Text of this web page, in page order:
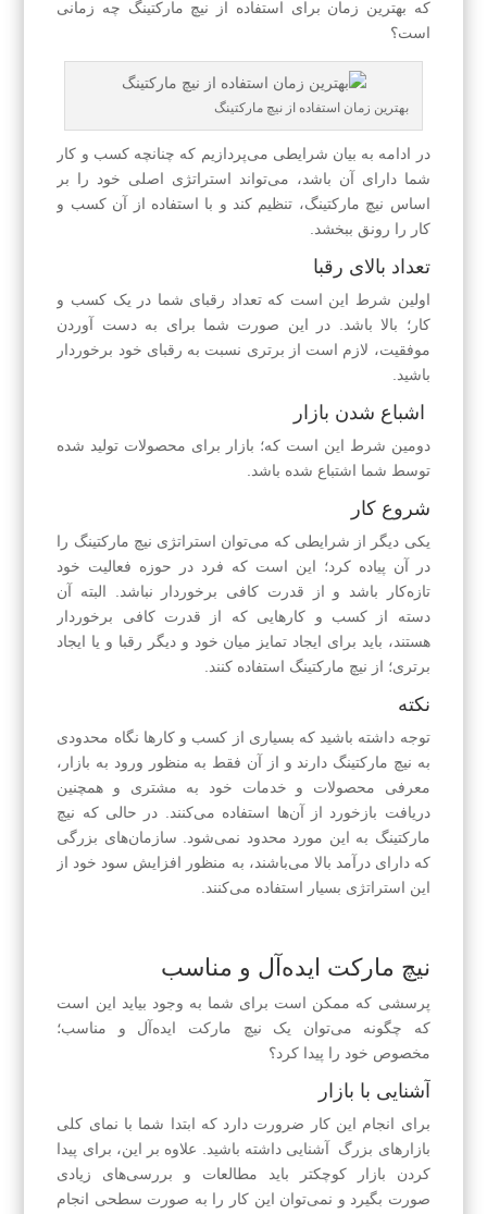
که بهترین زمان برای استفاده از نیچ مارکتینگ چه زمانی
است؟
بهترین زمان استفاده از نیچ مارکتینگ
در ادامه به بیان شرایطی می‌پردازیم که چنانچه کسب و کار
شما دارای آن باشد، می‌تواند استراتژی اصلی خود را بر
اساس نیچ مارکتینگ، تنظیم کند و با استفاده از آن کسب و
کار را رونق ببخشد.
تعداد بالای رقبا
اولین شرط این است که تعداد رقبای شما در یک کسب و
کار؛ بالا باشد. در این صورت شما برای به دست آوردن
موفقیت، لازم است از برتری نسبت به رقبای خود برخوردار
باشید.
اشباع شدن بازار
دومین شرط این است که؛ بازار برای محصولات تولید شده
توسط شما اشتباع شده باشد.
شروع کار
یکی دیگر از شرایطی که می‌توان استراتژی نیچ مارکتینگ را
در آن پیاده کرد؛ این است که فرد در حوزه فعالیت خود
تازه‌کار باشد و از قدرت کافی برخوردار نباشد. البته آن
دسته از کسب و کارهایی که از قدرت کافی برخوردار
هستند، باید برای ایجاد تمایز میان خود و دیگر رقبا و یا ایجاد
برتری؛ از نیچ مارکتینگ استفاده کنند.
نکته
توجه داشته باشید که بسیاری از کسب و کارها نگاه محدودی
به نیچ مارکتینگ دارند و از آن فقط به منظور ورود به بازار،
معرفی محصولات و خدمات خود به مشتری و همچنین
دریافت بازخورد از آن‌ها استفاده می‌کنند. در حالی که نیچ
مارکتینگ به این مورد محدود نمی‌شود. سازمان‌های بزرگی
که دارای درآمد بالا می‌باشند، به منظور افزایش سود خود از
این استراتژی بسیار استفاده می‌کنند.
نیچ مارکت ایده‌آل و مناسب
پرسشی که ممکن است برای شما به وجود بیاید این است
که چگونه می‌توان یک نیچ مارکت ایده‌آل و مناسب؛
مخصوص خود را پیدا کرد؟
آشنایی با بازار
برای انجام این کار ضرورت دارد که ابتدا شما با نمای کلی
بازارهای بزرگ آشنایی داشته باشید. علاوه بر این، برای پیدا
کردن بازار کوچکتر باید مطالعات و بررسی‌های زیادی
صورت بگیرد و نمی‌توان این کار را به صورت سطحی انجام